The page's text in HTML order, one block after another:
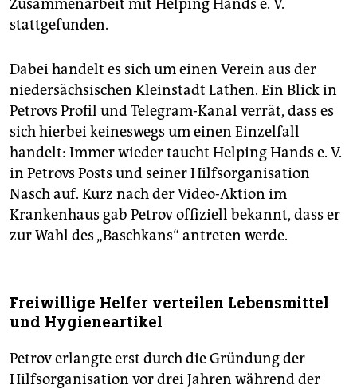
Zusammenarbeit mit Helping Hands e. V.
stattgefunden.
Dabei handelt es sich um einen Verein aus der
niedersächsischen Kleinstadt Lathen. Ein Blick in
Petrovs Profil und Telegram-Kanal verrät, dass es
sich hierbei keineswegs um einen Einzelfall
handelt: Immer wieder taucht Helping Hands e. V.
in Petrovs Posts und seiner Hilfsorganisation
Nasch auf. Kurz nach der Video-Aktion im
Krankenhaus gab Petrov offiziell bekannt, dass er
zur Wahl des „Baschkans“ antreten werde.
Freiwillige Helfer verteilen Lebensmittel
und Hygieneartikel
Petrov erlangte erst durch die Gründung der
Hilfsorganisation vor drei Jahren während der